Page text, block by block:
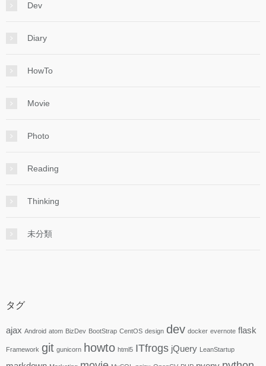
Dev
Diary
HowTo
Movie
Photo
Reading
Thinking
未分類
タグ
ajax Android atom BizDev BootStrap CentOS design dev docker evernote flask
Framework git gunicorn howto html5 ITfrogs jQuery LeanStartup